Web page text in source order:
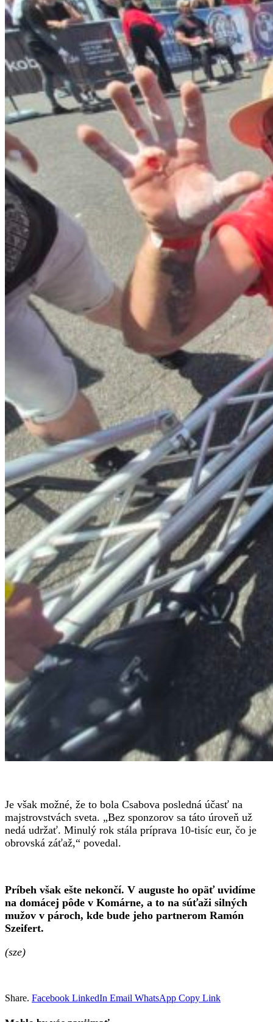
Je však možné, že to bola Csabova posledná účasť na
majstrovstvách sveta. „Bez sponzorov sa táto úroveň už
nedá udržať. Minulý rok stála príprava 10-tisíc eur, čo je
obrovská záťaž,“ povedal.
Príbeh však ešte nekončí. V auguste ho opäť uvidíme
na domácej pôde v Komárne, a to na súťaži silných
mužov v pároch, kde bude jeho partnerom Ramón
Szeifert.
(sze)
Share. Facebook LinkedIn Email WhatsApp Copy Link